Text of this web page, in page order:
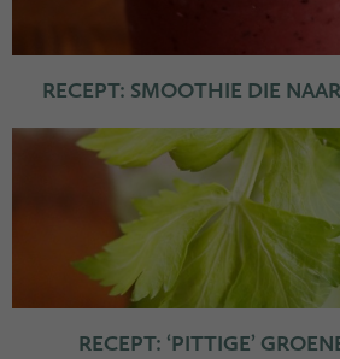
RECEPT: SMOOTHIE DIE
RECEPT: ‘PITTIGE’